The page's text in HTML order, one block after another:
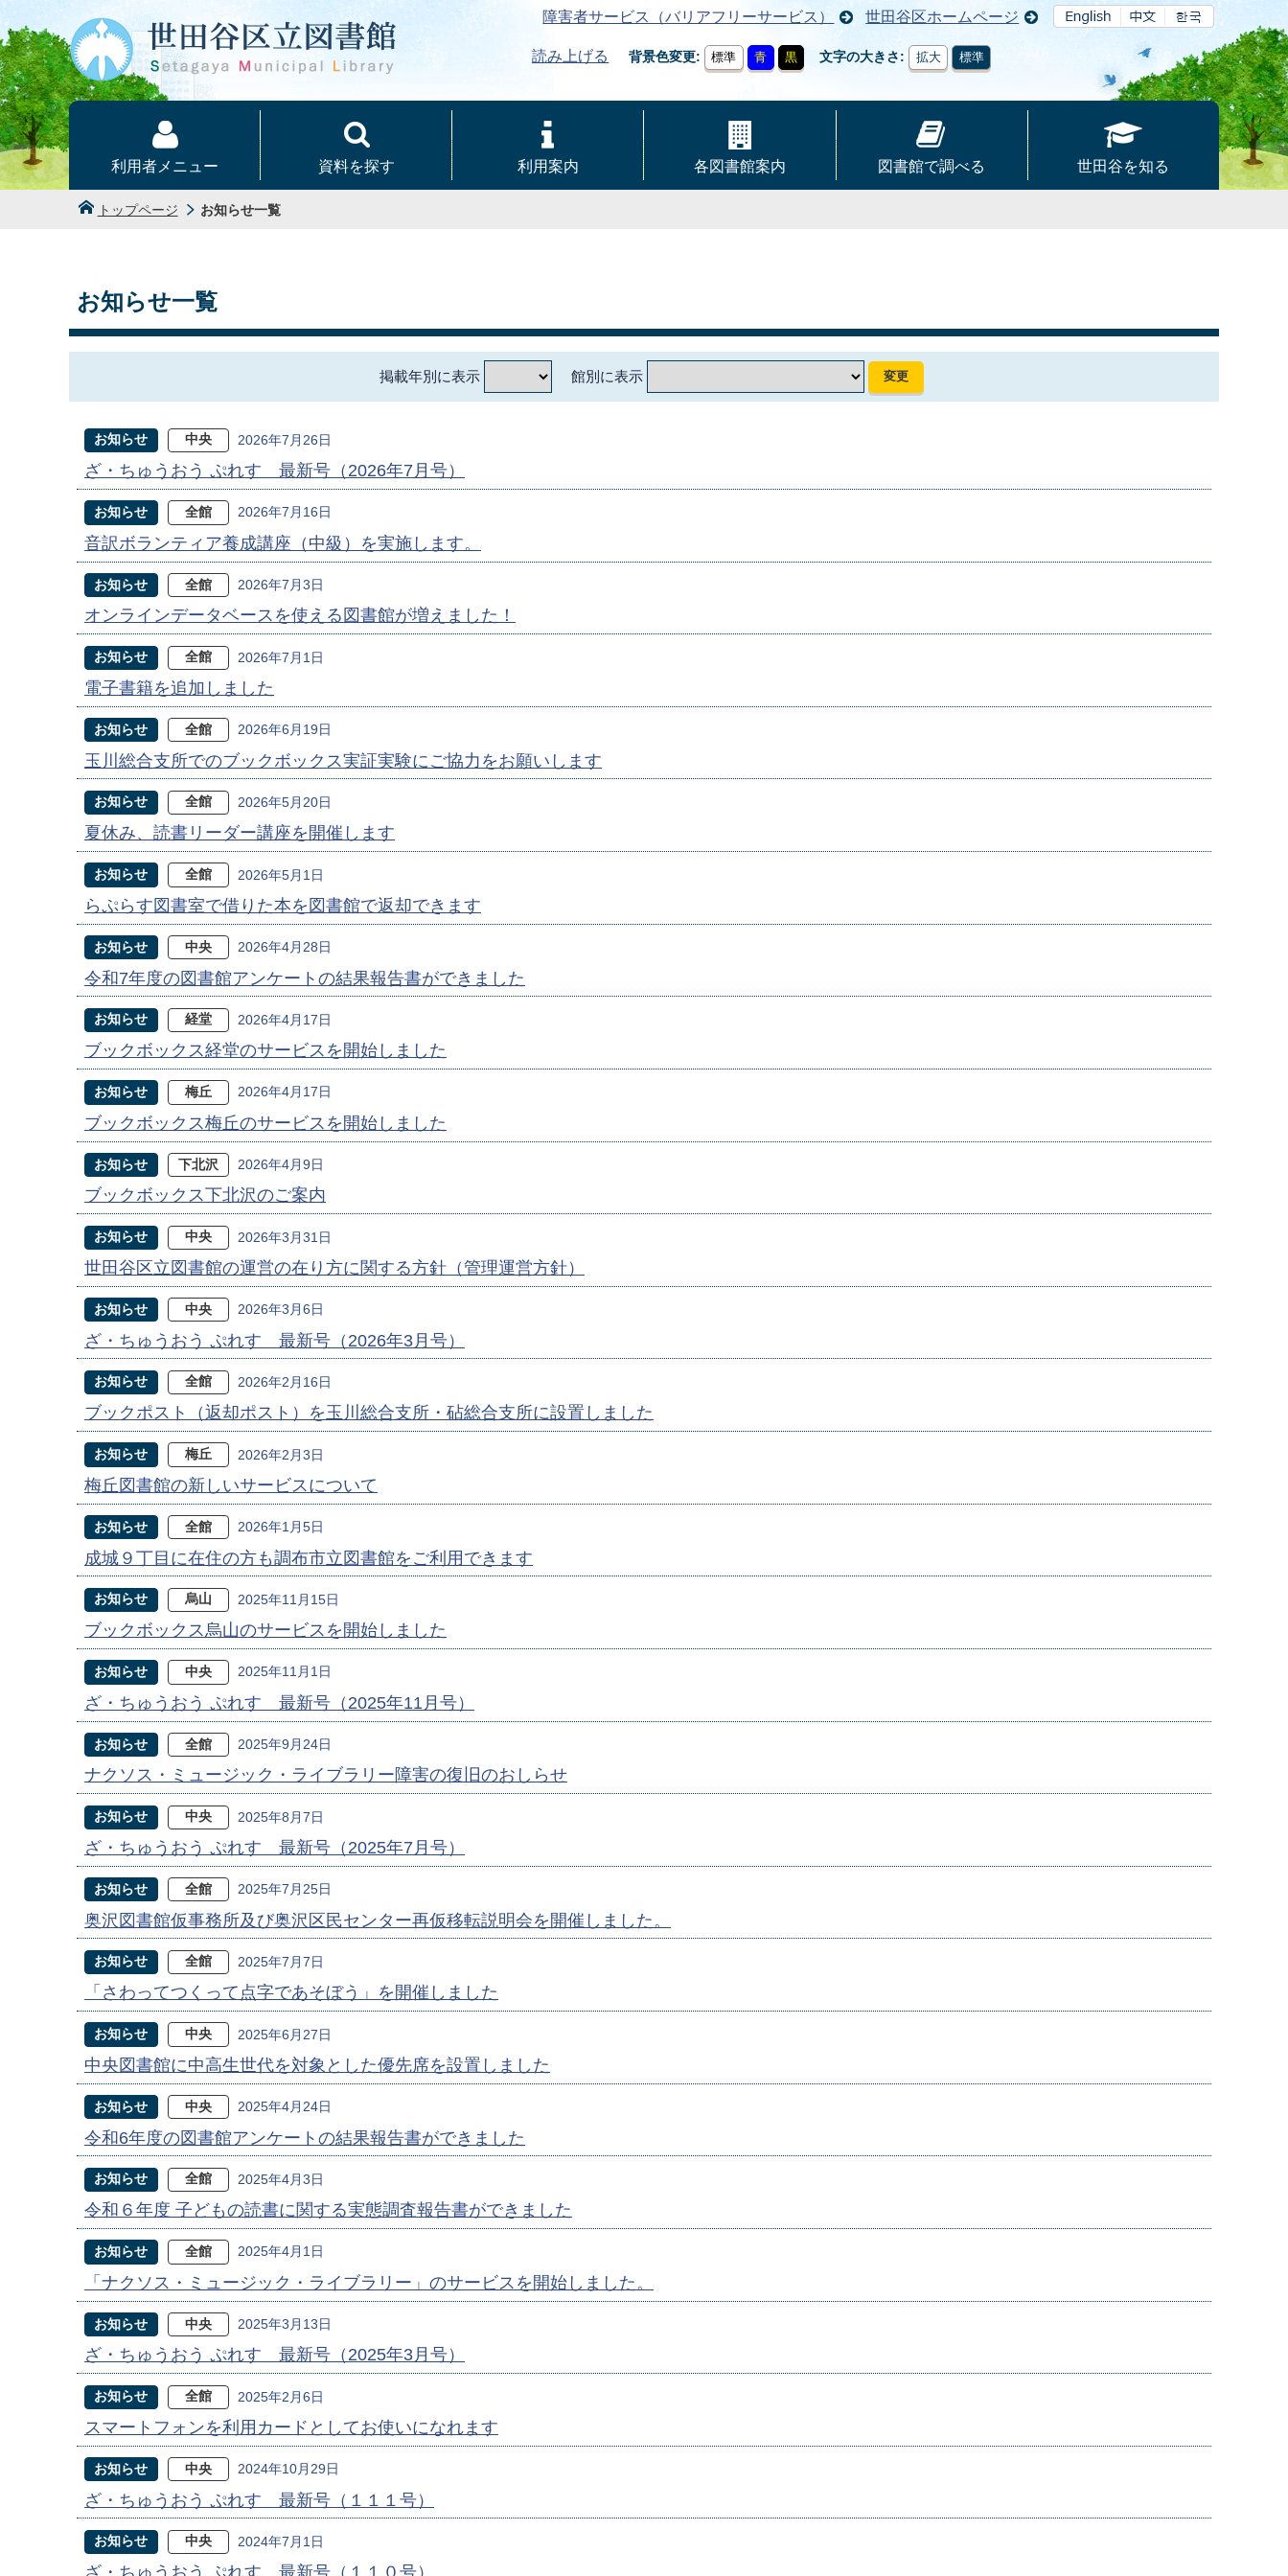
本文へ
障害者サービス（バリアフリーサービス） 世田谷区ホームページ
読み上げる 背景色変更 標準 青 黒 文字の大きさ 拡大 標準
利用者メニュー 資料を探す 利用案内 各図書館案内 図書館で調べる 世田谷を知る
トップページ お知らせ一覧
お知らせ一覧
掲載年別に表示 館別に表示
お知らせ 中央 2026年7月26日
ざ・ちゅうおう ぷれす 最新号（2026年7月号）
お知らせ 全館 2026年7月16日
音訳ボランティア養成講座（中級）を実施します。
お知らせ 全館 2026年7月3日
オンラインデータベースを使える図書館が増えました！
お知らせ 全館 2026年7月1日
電子書籍を追加しました
お知らせ 全館 2026年6月19日
玉川総合支所でのブックボックス実証実験にご協力をお願いします
お知らせ 全館 2026年5月20日
夏休み、読書リーダー講座を開催します
お知らせ 全館 2026年5月1日
らぷらす図書室で借りた本を図書館で返却できます
お知らせ 中央 2026年4月28日
令和7年度の図書館アンケートの結果報告書ができました
お知らせ 経堂 2026年4月17日
ブックボックス経堂のサービスを開始しました
お知らせ 梅丘 2026年4月17日
ブックボックス梅丘のサービスを開始しました
お知らせ 下北沢 2026年4月9日
ブックボックス下北沢のご案内
お知らせ 中央 2026年3月31日
世田谷区立図書館の運営の在り方に関する方針（管理運営方針）
お知らせ 中央 2026年3月6日
ざ・ちゅうおう ぷれす 最新号（2026年3月号）
お知らせ 全館 2026年2月16日
ブックポスト（返却ポスト）を玉川総合支所・砧総合支所に設置しました
お知らせ 梅丘 2026年2月3日
梅丘図書館の新しいサービスについて
お知らせ 全館 2026年1月5日
成城９丁目に在住の方も調布市立図書館をご利用できます
お知らせ 烏山 2025年11月15日
ブックボックス烏山のサービスを開始しました
お知らせ 中央 2025年11月1日
ざ・ちゅうおう ぷれす 最新号（2025年11月号）
お知らせ 全館 2025年9月24日
ナクソス・ミュージック・ライブラリー障害の復旧のおしらせ
お知らせ 中央 2025年8月7日
ざ・ちゅうおう ぷれす 最新号（2025年7月号）
お知らせ 全館 2025年7月25日
奥沢図書館仮事務所及び奥沢区民センター再仮移転説明会を開催しました。
お知らせ 全館 2025年7月7日
「さわってつくって点字であそぼう」を開催しました
お知らせ 中央 2025年6月27日
中央図書館に中高生世代を対象とした優先席を設置しました
お知らせ 中央 2025年4月24日
令和6年度の図書館アンケートの結果報告書ができました
お知らせ 全館 2025年4月3日
令和６年度 子どもの読書に関する実態調査報告書ができました
お知らせ 全館 2025年4月1日
「ナクソス・ミュージック・ライブラリー」のサービスを開始しました。
お知らせ 中央 2025年3月13日
ざ・ちゅうおう ぷれす 最新号（2025年3月号）
お知らせ 全館 2025年2月6日
スマートフォンを利用カードとしてお使いになれます
お知らせ 中央 2024年10月29日
ざ・ちゅうおう ぷれす 最新号（１１１号）
お知らせ 中央 2024年7月1日